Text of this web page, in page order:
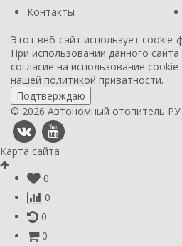
Контакты
Этот веб-сайт использует cookie-
При использовании данного
согласие на использование
нашей политикой приватности.
Подтверждаю
© 2026 Автономный отопитель РУ
Карта сайта
0
0
0
0